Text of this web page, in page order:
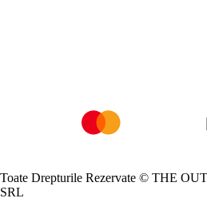
Toate Drepturile Rezervate © THE
SRL